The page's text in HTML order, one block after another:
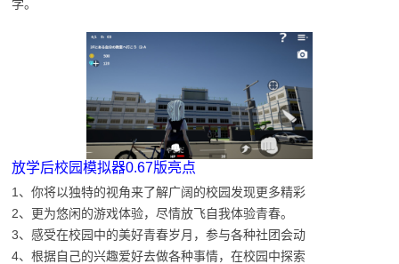
学。
放学后校园模拟器0.67版亮点
1、你将以独特的视角来了解广阔的校园发现更多精彩
2、更为悠闲的游戏体验，尽情放飞自我体验青春。
3、感受在校园中的美好青春岁月，参与各种社团会动
4、根据自己的兴趣爱好去做各种事情，在校园中探索